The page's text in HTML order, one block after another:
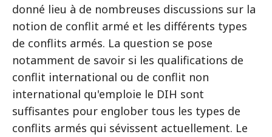
donné lieu à de nombreuses discussions sur la
notion de conflit armé et les différents types
de conflits armés. La question se pose
notamment de savoir si les qualifications de
conflit international ou de conflit non
international qu'emploie le DIH sont
suffisantes pour englober tous les types de
conflits armés qui sévissent actuellement. Le